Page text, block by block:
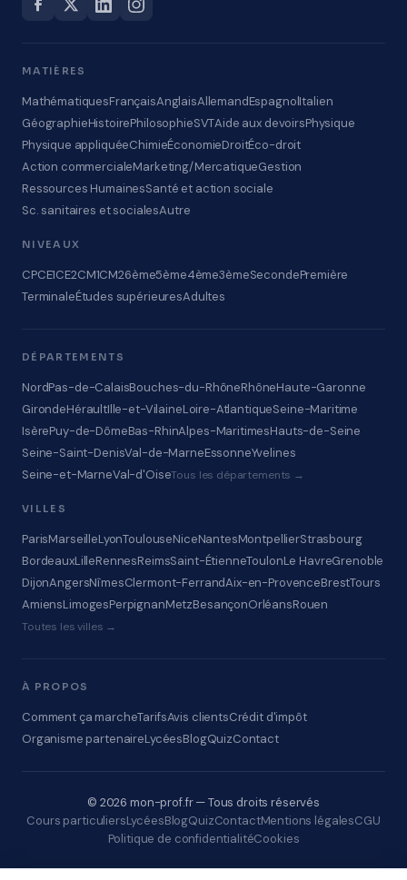
MATIÈRES
MathématiquesFrançaisAnglaisAllemandEspagnolItalien
GéographieHistoirePhilosophieSVTAide aux devoirsPhysique
Physique appliquéeChimieÉconomieDroitÉco-droit
Action commercialeMarketing/MercatiqueGestion
Ressources HumainesSanté et action sociale
Sc. sanitaires et socialesAutre
NIVEAUX
CPCE1CE2CM1CM26ème5ème4ème3èmeSecondePremière
TerminaleÉtudes supérieuresAdultes
DÉPARTEMENTS
NordPas-de-CalaisBouches-du-RhôneRhôneHaute-Garonne
GirondeHéraultIlle-et-VilaineLoire-AtlantiqueSeine-Maritime
IsèrePuy-de-DômeBas-RhinAlpes-MaritimesHauts-de-Seine
Seine-Saint-DenisVal-de-MarneEssonneYvelines
Seine-et-MarneVal-d'OiseTous les départements →
VILLES
ParisMarseilleLyonToulouseNiceNantesMontpellierStrasbourg
BordeauxLilleRennesReimsSaint-ÉtienneToulonLe HavreGrenoble
DijonAngersNîmesClermont-FerrandAix-en-ProvenceBrestTours
AmiensLimogesPerpignanMetzBesançonOrléansRouen
Toutes les villes →
À PROPOS
Comment ça marcheTarifsAvis clientsCrédit d'impôt
Organisme partenaireLycéesBlogQuizContact
© 2026 mon-prof.fr — Tous droits réservés
Cours particuliersLycéesBlogQuizContactMentions légalesCGU
Politique de confidentialitéCookies